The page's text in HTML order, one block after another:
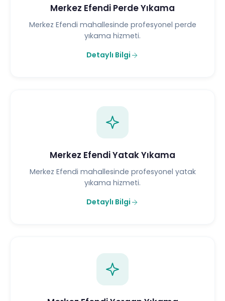
Merkez Efendi Perde Yıkama
Merkez Efendi mahallesinde profesyonel perde
yıkama hizmeti.
Detaylı Bilgi
Merkez Efendi Yatak Yıkama
Merkez Efendi mahallesinde profesyonel yatak
yıkama hizmeti.
Detaylı Bilgi